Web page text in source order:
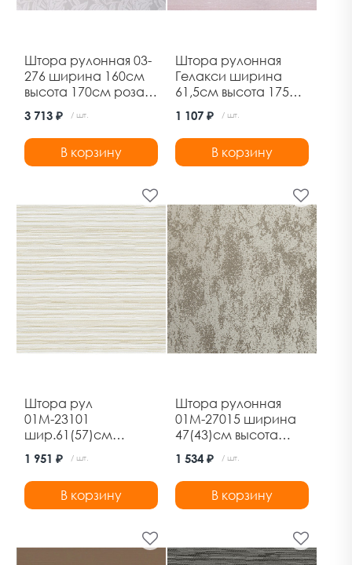
Штора рулонная 03-
276 ширина 160см
высота 170см роза
3 713 ₽ / шт.
В корзину
Штора рулонная
Гелакси ширина
61,5см высота 175см
1 107 ₽ / шт.
В корзину
Штора рул
01М-23101
шир.61(57)см
марракеш крем
1 951 ₽ / шт.
В корзину
Штора рулонная
01М-27015 ширина
47(43)см высота
серый Дельфа
1 534 ₽ / шт.
В корзину